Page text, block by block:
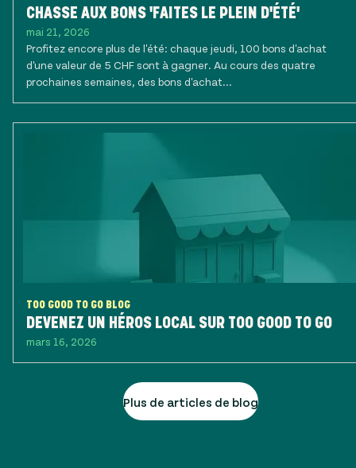
CHASSE AUX BONS 'FAITES LE PLEIN D'ÉTÉ'
mai 21, 2026
Profitez encore plus de l'été: chaque jeudi, 100 bons d'achat
d'une valeur de 5 CHF sont à gagner. Au cours des quatre
prochaines semaines, des bons d'achat...
TOO GOOD TO GO BLOG
DEVENEZ UN HÉROS LOCAL SUR TOO GOOD TO GO
mars 16, 2026
Plus de articles de blog